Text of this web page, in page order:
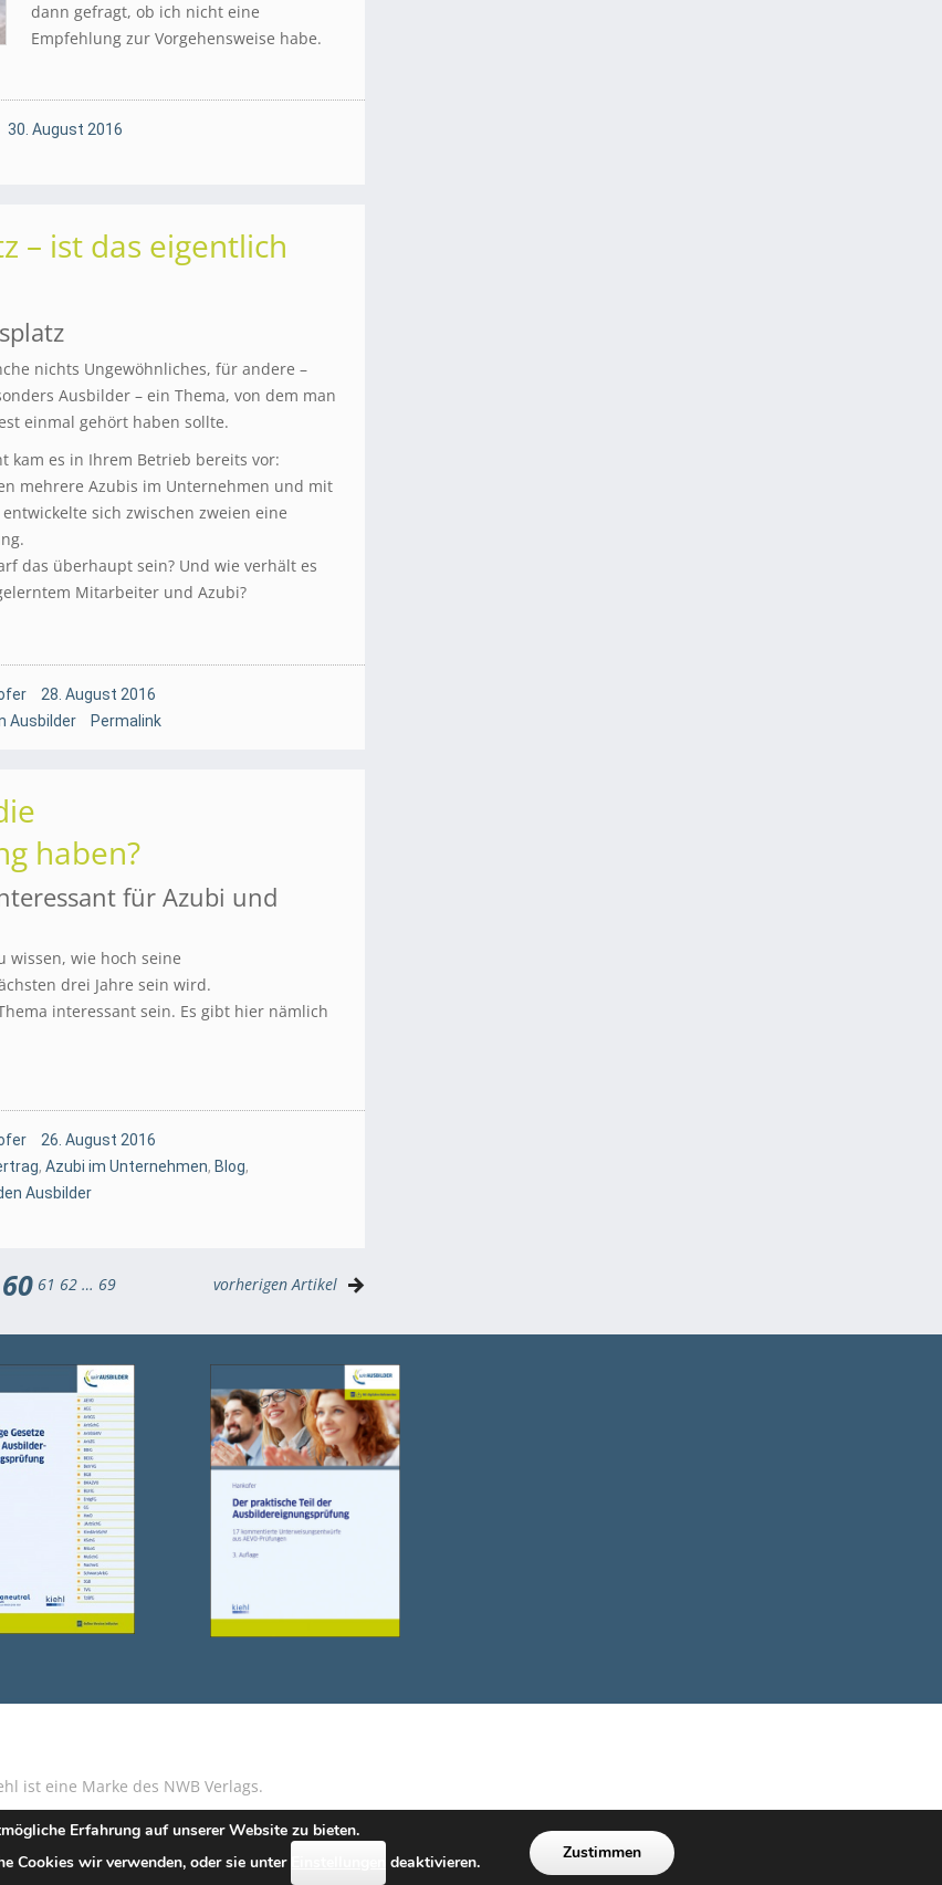
dann gefragt, ob ich nicht eine
Empfehlung zur Vorgehensweise habe.
30. August 2016
– ist das eigentlich
nichts Ungewöhnliches, für andere –
Ausbilder – ein Thema, von dem man
einmal gehört haben sollte.
kam es in Ihrem Betrieb bereits vor:
mehrere Azubis im Unternehmen und mit
sich zwischen zweien eine
das überhaupt sein? Und wie verhält es
Mitarbeiter und Azubi?
28. August 2016
Ausbilder Permalink
haben?
für Azubi und
wissen, wie hoch seine
drei Jahre sein wird.
interessant sein. Es gibt hier nämlich
26. August 2016
, Azubi im Unternehmen, Blog,
Ausbilder
60 61 62 … 69 vorherigen Artikel
ist eine Marke des NWB Verlags.
| Erklärung zur Barrierefreiheit (diese Seite wird i.S.d. Barrierefreiheit überarbeitet)
Erfahrung auf unserer Website zu bieten.
Cookies wir verwenden, oder sie unter
deaktivieren. Zustimmen